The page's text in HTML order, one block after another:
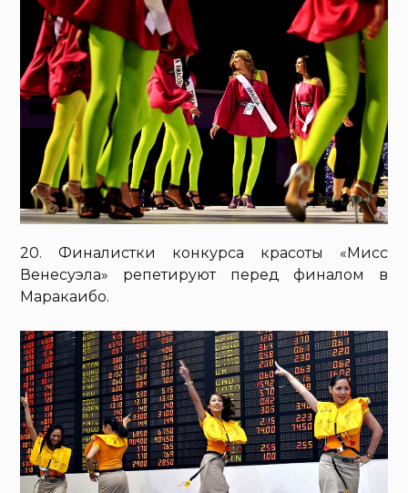
20. Финалистки конкурса красоты «Мисс
Венесуэла» репетируют перед финалом в
Маракаибо.